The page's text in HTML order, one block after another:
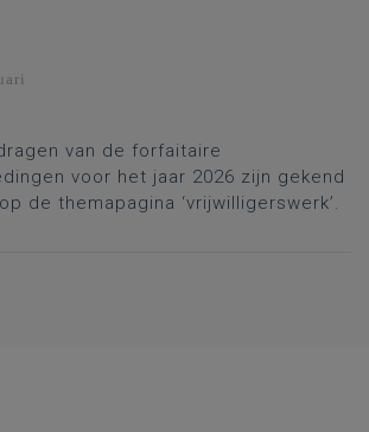
van de forfaitaire
voor het jaar 2026 zijn gekend
de themapagina ‘vrijwilligerswerk’.